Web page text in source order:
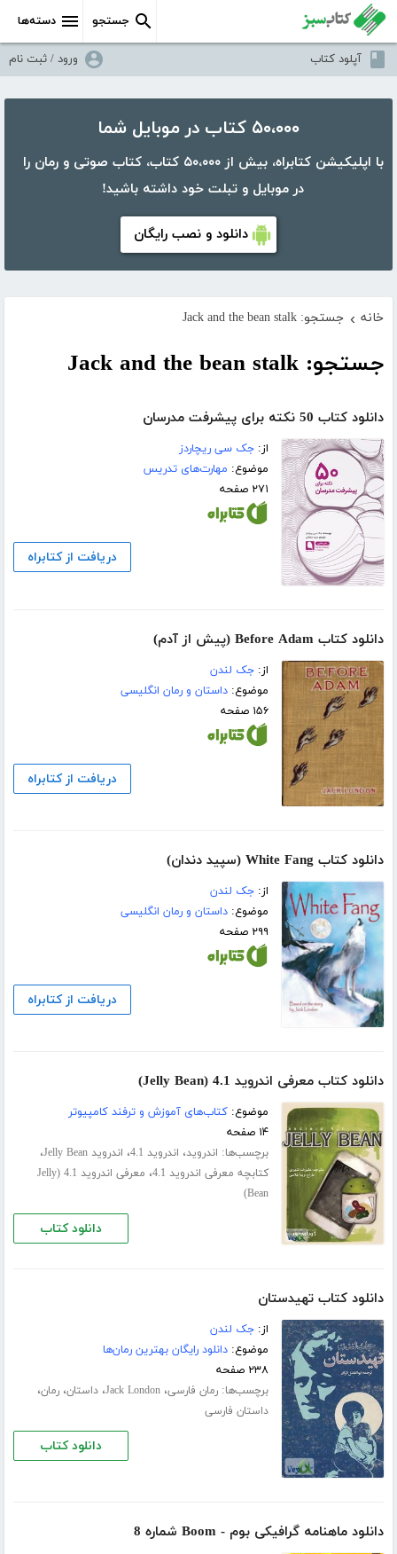
دسته‌ها جستجو
آپلود کتاب ورود / ثبت نام
۵۰،۰۰۰ کتاب در موبایل شما
با اپلیکیشن کتابراه، بیش از ۵۰،۰۰۰ کتاب، کتاب صوتی و رمان را
در موبایل و تبلت خود داشته باشید!
دانلود و نصب رایگان
خانه › جستجو: Jack and the bean stalk
جستجو: Jack and the bean stalk
دانلود کتاب 50 نکته برای پیشرفت مدرسان
از:جک سی ریچاردز
موضوع: مهارت‌های تدریس
۲۷۱ صفحه
دریافت از کتابراه
دانلود کتاب Before Adam (پیش از آدم)
از:جک لندن
موضوع:داستان و رمان انگلیسی
۱۵۶ صفحه
دریافت از کتابراه
دانلود کتاب White Fang (سپید دندان)
از:جک لندن
موضوع:داستان و رمان انگلیسی
۲۹۹ صفحه
دریافت از کتابراه
دانلود کتاب معرفی اندروید 4.1 (Jelly Bean)
موضوع:کتاب‌های آموزش و ترفند کامپیوتر
۱۴ صفحه
برچسب‌ها: اندروید، اندروید 4.1 ، اندروید Jelly Bean ،
کتابچه معرفی اندروید 4.1 ،
معرفی اندروید 4.1 (Jelly
Bean)
دانلود کتاب
دانلود کتاب تهیدستان
از:جک لندن
موضوع:دانلود رایگان بهترین رمان‌ها
۲۳۸ صفحه
برچسب‌ها:رمان فارسی،Jack London،داستان،رمان،
داستان فارسی
دانلود کتاب
دانلود ماهنامه گرافیکی بوم - Boom شماره 8